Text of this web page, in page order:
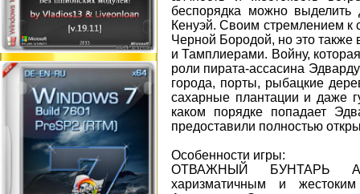
беспорядка можно выделить
Кенуэй. Своим стремлением к
Черной Бородой, но это
и Тамплиерами. Войну,
роли пирата-ассасина
города, порты, рыбацкие
сахарные плантации и даже
каком порядке попадает
предоставили полностью
Особенности игры:
ОТВАЖНЫЙ БУНТАРЬ
харизматичным и